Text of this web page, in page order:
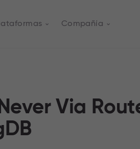
Compañía
Via